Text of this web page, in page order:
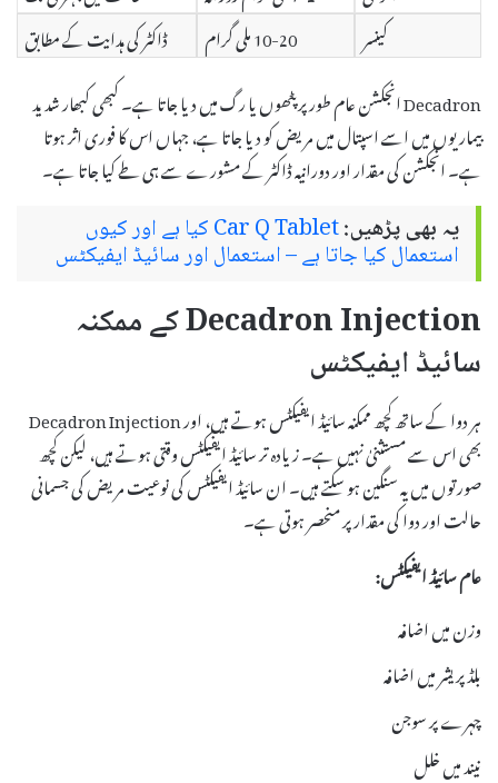
کینسر
10-20 ملی گرام
ڈاکٹر کی ہدایت کے مطابق
Decadron انجکشن عام طور پر پٹھوں یا رگ میں دیا جاتا ہے۔ کبھی کبھار شدید
بیماریوں میں اسے اسپتال میں مریض کو دیا جاتا ہے، جہاں اس کا فوری اثر ہوتا
ہے۔ انجکشن کی مقدار اور دورانیہ ڈاکٹر کے مشورے سے ہی طے کیا جاتا ہے۔
یہ بھی پڑھیں: Car Q Tablet کیا ہے اور کیوں
استعمال کیا جاتا ہے – استعمال اور سائیڈ ایفیکٹس
Decadron Injection کے ممکنہ
سائیڈ ایفیکٹس
ہر دوا کے ساتھ کچھ ممکنہ سائیڈ ایفیکٹس ہوتے ہیں، اور Decadron Injection
بھی اس سے مستثنیٰ نہیں ہے۔ زیادہ تر سائیڈ ایفیکٹس وقتی ہوتے ہیں، لیکن کچھ
صورتوں میں یہ سنگین ہو سکتے ہیں۔ ان سائیڈ ایفیکٹس کی نوعیت مریض کی جسمانی
حالت اور دوا کی مقدار پر منحصر ہوتی ہے۔
عام سائیڈ ایفیکٹس:
وزن میں اضافہ
بلڈ پریشر میں اضافہ
چہرے پر سوجن
نیند میں خلل